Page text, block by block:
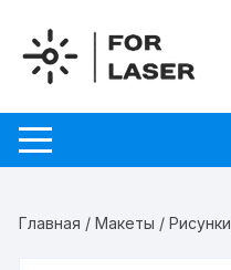
содержимому
Главная /Макеты /Рисунки